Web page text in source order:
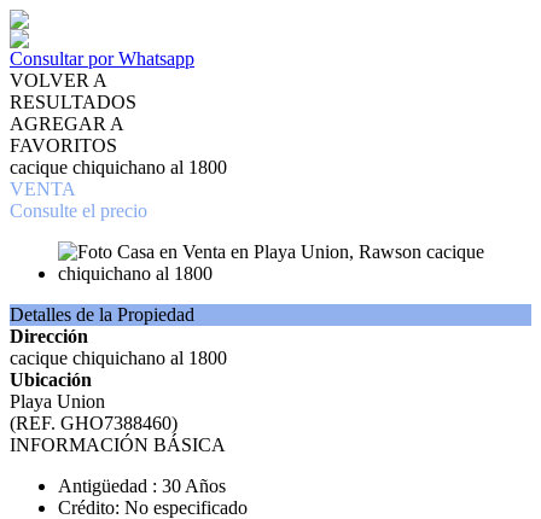
Consultar por Whatsapp
VOLVER A
RESULTADOS
AGREGAR A
FAVORITOS
cacique chiquichano al 1800
VENTA
Consulte el precio
Detalles de la Propiedad
Dirección
cacique chiquichano al 1800
Ubicación
Playa Union
(REF. GHO7388460)
INFORMACIÓN BÁSICA
Antigüedad : 30 Años
Crédito: No especificado